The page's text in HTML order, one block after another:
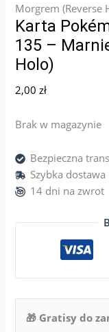
Morgrem (Reverse
Karta
135 –
Holo)
2,00zł
Brak w magazynie
Bezpieczna
Szybka dostawa
14 dni na zwrot
🎁 Gratisy do